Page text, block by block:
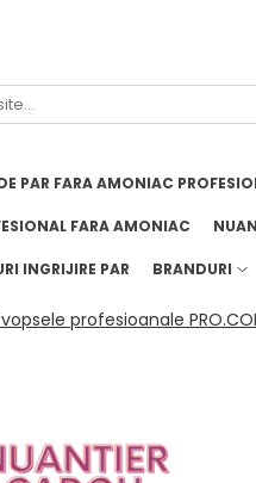
PAR FARA AMONIAC
FARA AMONIAC
INGRIJIRE PAR BRANDURI
profesioanale